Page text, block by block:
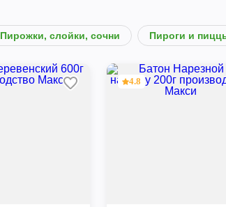
Пирожки, слойки, сочни Пироги и
4.8